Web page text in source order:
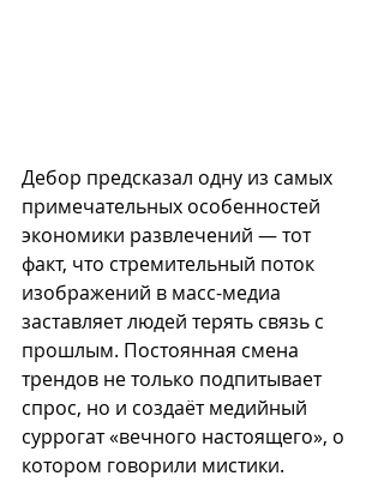
Дебор предсказал одну из самых
примечательных особенностей
экономики развлечений — тот
факт, что стремительный поток
изображений в масс-медиа
заставляет людей терять связь с
прошлым. Постоянная смена
трендов не только подпитывает
спрос, но и создаёт медийный
суррогат «вечного настоящего», о
котором говорили мистики.